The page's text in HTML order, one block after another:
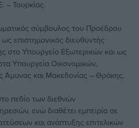
– Τουρκίας.
σύμβουλος του Προέδρου
επιστημονικός διευθυντής
στο Υπουργείο Εξωτερικών και ως
Υπουργεία Οικονομικών,
Άμυνας και Μακεδονίας – Θράκης.
πεδίο των διεθνών
ενώ διαθέτει εμπειρία σε
και ανάπτυξης επιτελικών